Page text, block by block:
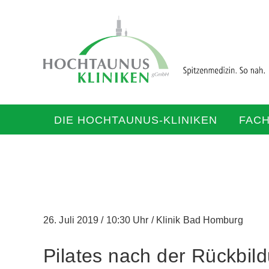
DIE HOCHTAUNUS-KLINIKEN
26. Juli 2019/10:30 Uhr /Klinik Bad Homburg
Pilates nach der